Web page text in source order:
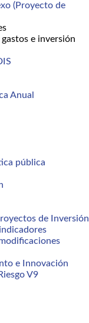
(Proyecto de
e inversión
Anual
pública
de Inversión
e Innovación
V9